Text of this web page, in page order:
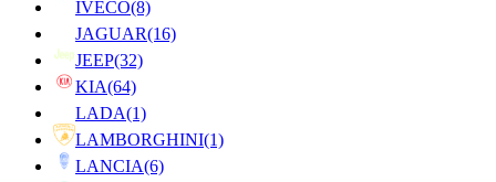
IVECO(8)
JAGUAR(16)
JEEP(32)
KIA(64)
LADA(1)
LAMBORGHINI(1)
LANCIA(6)